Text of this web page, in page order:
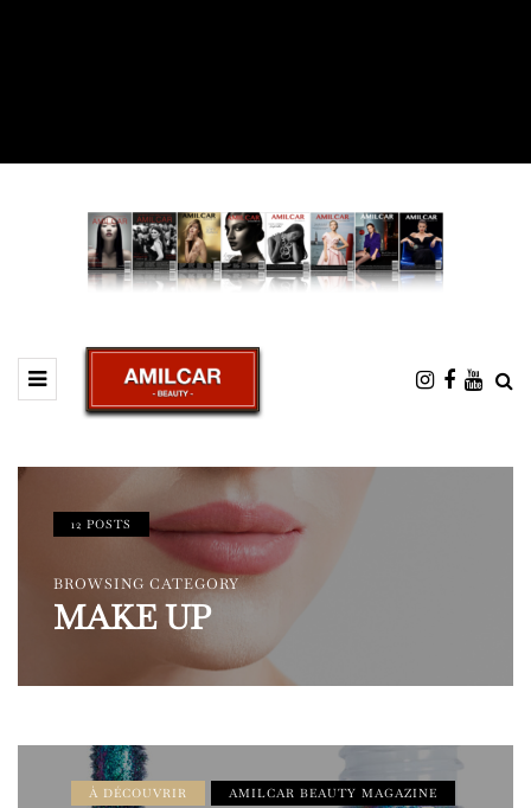
12 POSTS
BROWSING CATEGORY
MAKE UP
À DÉCOUVRIR
AMILCAR BEAUTY MAGAZINE